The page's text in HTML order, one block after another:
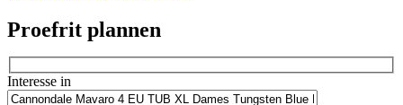
Proefrit plannen
Interesse in